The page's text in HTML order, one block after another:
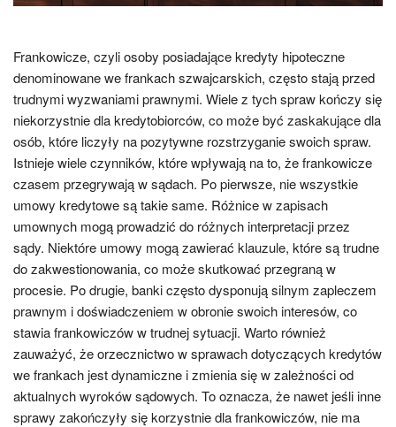
Frankowicze, czyli osoby posiadające kredyty hipoteczne
denominowane we frankach szwajcarskich, często stają przed
trudnymi wyzwaniami prawnymi. Wiele z tych spraw kończy się
niekorzystnie dla kredytobiorców, co może być zaskakujące dla
osób, które liczyły na pozytywne rozstrzyganie swoich spraw.
Istnieje wiele czynników, które wpływają na to, że frankowicze
czasem przegrywają w sądach. Po pierwsze, nie wszystkie
umowy kredytowe są takie same. Różnice w zapisach
umownych mogą prowadzić do różnych interpretacji przez
sądy. Niektóre umowy mogą zawierać klauzule, które są trudne
do zakwestionowania, co może skutkować przegraną w
procesie. Po drugie, banki często dysponują silnym zapleczem
prawnym i doświadczeniem w obronie swoich interesów, co
stawia frankowiczów w trudnej sytuacji. Warto również
zauważyć, że orzecznictwo w sprawach dotyczących kredytów
we frankach jest dynamiczne i zmienia się w zależności od
aktualnych wyroków sądowych. To oznacza, że nawet jeśli inne
sprawy zakończyły się korzystnie dla frankowiczów, nie ma